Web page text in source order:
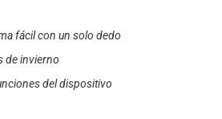
fácil con un solo dedo
de invierno
del dispositivo